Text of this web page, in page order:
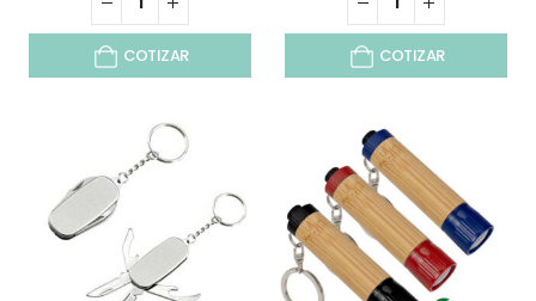
COTIZAR COTIZAR